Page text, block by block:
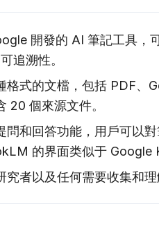
開發的 AI 筆記工具，
追溯性。
式的文檔，包括 PDF、
20 個來源文件。
和回答功能，用戶可以
的界面类似于 Google
者以及任何需要收集和